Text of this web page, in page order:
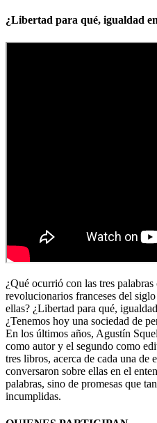
¿Libertad para qué, igualdad
¿Qué ocurrió con las tres
revolucionarios franceses del
ellas? ¿Libertad para qué,
¿Tenemos hoy una sociedad de
En los últimos años, Agustín
como autor y el segundo como
tres libros, acerca de cada una de
conversaron sobre ellas en el
palabras, sino de promesas que
incumplidas.